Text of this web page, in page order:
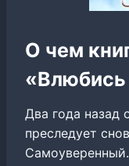
О чем
«Влюбись
Два года назад
преследует